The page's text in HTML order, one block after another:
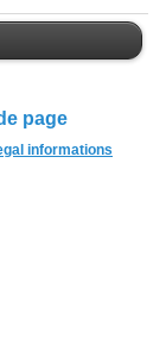
page
informations